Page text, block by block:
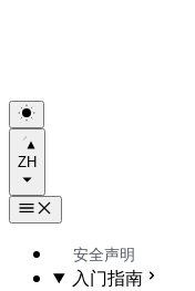
ZH
安全声明
入门指南